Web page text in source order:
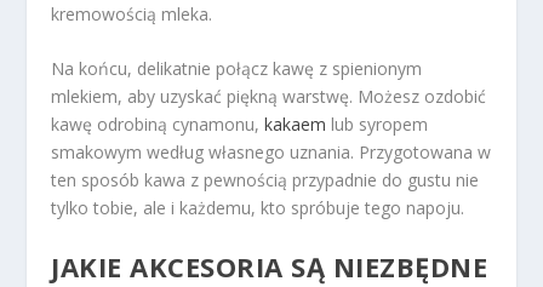
kremowością mleka.
Na końcu, delikatnie połącz kawę z spienionym
mlekiem, aby uzyskać piękną warstwę. Możesz ozdobić
kawę odrobiną cynamonu,kakaem lub syropem
smakowym według własnego uznania. Przygotowana w
ten sposób kawa z pewnością przypadnie do gustu nie
tylko tobie, ale i każdemu, kto spróbuje tego napoju.
JAKIE AKCESORIA SĄ NIEZBĘDNE